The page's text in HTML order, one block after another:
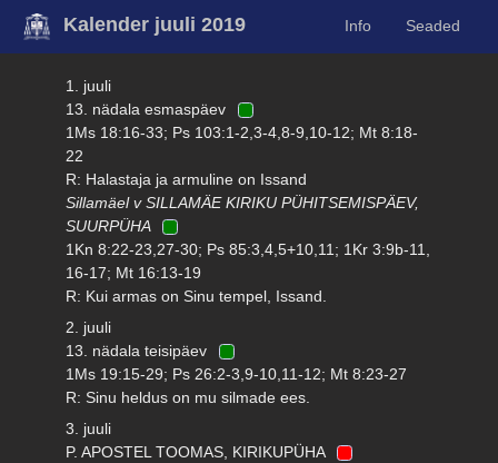
Kalender juuli 2019 Info Seaded
1. juuli
13. nädala esmaspäev
1Ms 18:16-33; Ps 103:1-2,3-4,8-9,10-12; Mt 8:18-
22
R: Halastaja ja armuline on Issand
Sillamäel v SILLAMÄE KIRIKU PÜHITSEMISPÄEV,
SUURPÜHA
1Kn 8:22-23,27-30; Ps 85:3,4,5+10,11; 1Kr 3:9b-11,
16-17; Mt 16:13-19
R: Kui armas on Sinu tempel, Issand.
2. juuli
13. nädala teisipäev
1Ms 19:15-29; Ps 26:2-3,9-10,11-12; Mt 8:23-27
R: Sinu heldus on mu silmade ees.
3. juuli
P. APOSTEL TOOMAS, KIRIKUPÜHA